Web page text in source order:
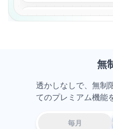
重要なポイント：最初の
なり
無
透かしなしで、無制
てのプレミアム機能
毎月